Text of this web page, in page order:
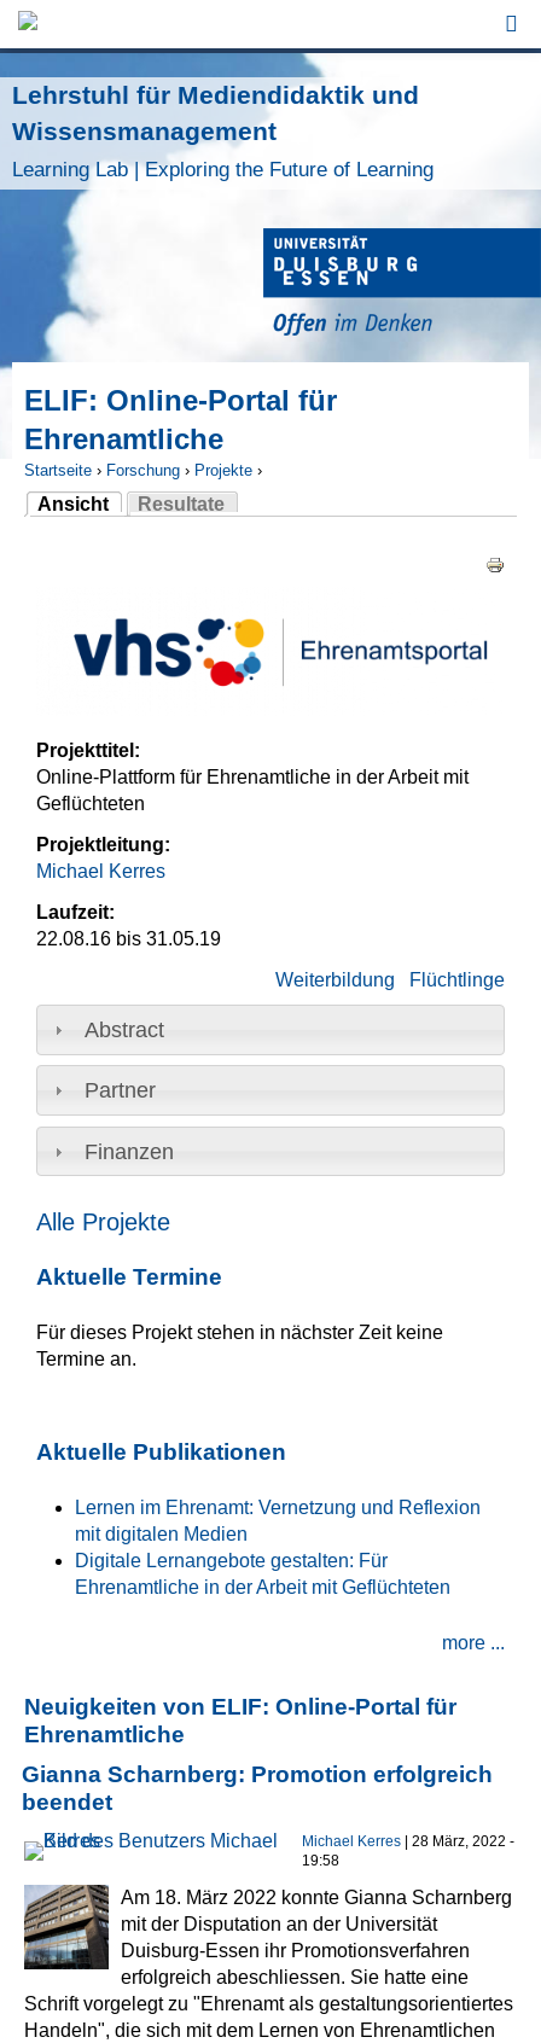
Jump to Navigation
Lehrstuhl für Mediendidaktik und
Wissensmanagement
Learning Lab | Exploring the Future of Learning
ELIF: Online-Portal für
Ehrenamtliche
Sie sind hier
Startseite › Forschung › Projekte ›
Ansicht
(aktiver Reiter)
Resultate
Projekttitel:
Online-Plattform für Ehrenamtliche in der Arbeit mit
Geflüchteten
Projektleitung:
Michael Kerres
Laufzeit:
22.08.16 bis 31.05.19
Flüchtlinge
Weiterbildung
Abstract
Partner
Finanzen
Alle Projekte
Aktuelle Termine
Für dieses Projekt stehen in nächster Zeit keine
Termine an.
Aktuelle Publikationen
Lernen im Ehrenamt: Vernetzung und Reflexion
mit digitalen Medien
Digitale Lernangebote gestalten: Für
Ehrenamtliche in der Arbeit mit Geflüchteten
more ...
Neuigkeiten von ELIF: Online-Portal für
Ehrenamtliche
Gianna Scharnberg: Promotion erfolgreich
beendet
Michael Kerres| 28 März, 2022 -
19:58
Am 18. März 2022 konnte Gianna Scharnberg
mit der Disputation an der Universität
Duisburg-Essen ihr Promotionsverfahren
erfolgreich abeschliessen. Sie hatte eine
Schrift vorgelegt zu "Ehrenamt als gestaltungsorientiertes
Handeln", die sich mit dem Lernen von Ehrenamtlichen